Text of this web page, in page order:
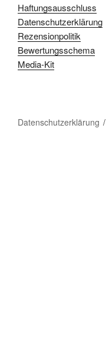
Haftungsausschluss
Datenschutzerklärung
Rezensionpolitik
Bewertungsschema
Media-Kit
Datenschutzerklärung